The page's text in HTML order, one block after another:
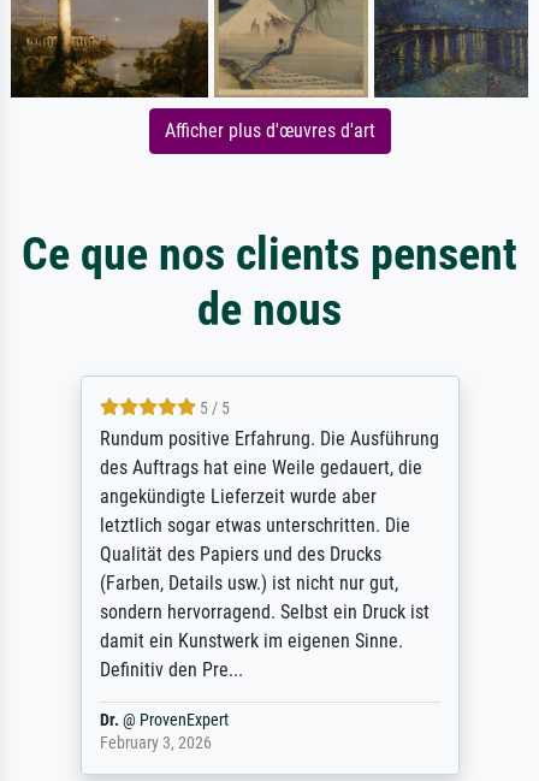
Afficher plus d'œuvres d'art
Ce que nos clients pensent
de nous
5 / 5
Rundum positive Erfahrung. Die Ausführung
des Auftrags hat eine Weile gedauert, die
angekündigte Lieferzeit wurde aber
letztlich sogar etwas unterschritten. Die
Qualität des Papiers und des Drucks
(Farben, Details usw.) ist nicht nur gut,
sondern hervorragend. Selbst ein Druck ist
damit ein Kunstwerk im eigenen Sinne.
Definitiv den Pre...
Dr. @ ProvenExpert
February 3, 2026